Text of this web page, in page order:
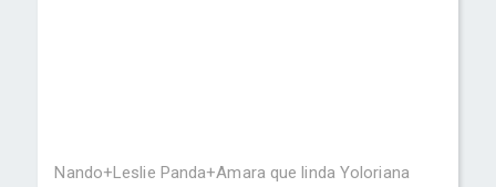
Nando+Leslie Panda+Amara que linda Yoloriana